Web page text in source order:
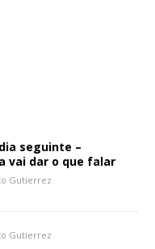
seguinte –
vai dar o que falar
Gutierrez
Gutierrez